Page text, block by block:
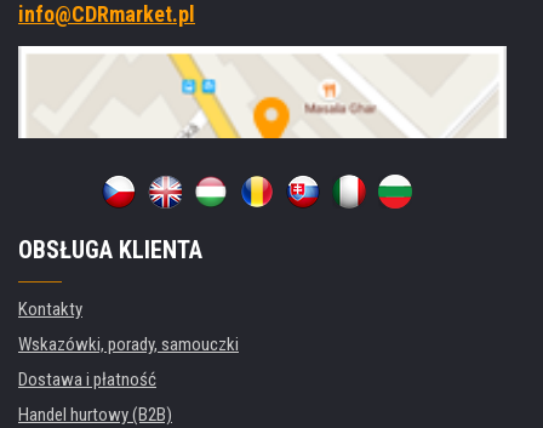
info@CDRmarket.pl
OBSŁUGA KLIENTA
Kontakty
Wskazówki, porady, samouczki
Dostawa i płatność
Handel hurtowy (B2B)